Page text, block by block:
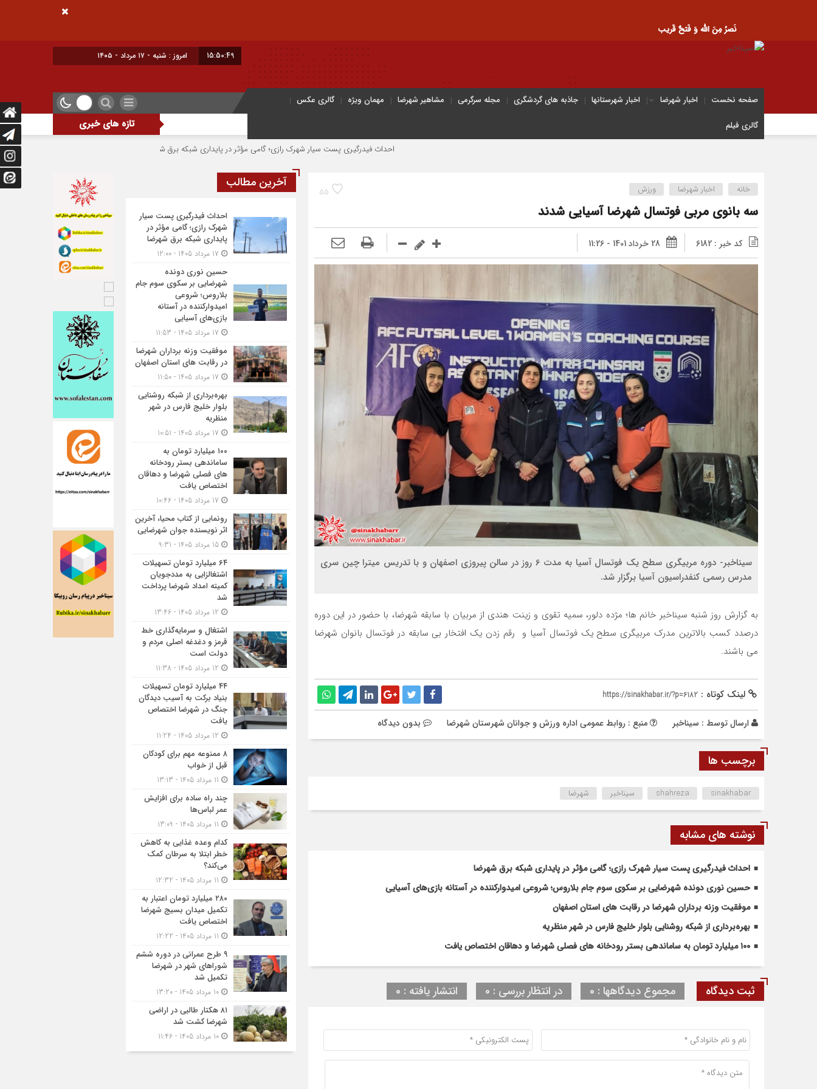
نَصرُ مِنَ الله وَ فَتحٌ قَریب
15:50:49 امروز : شنبه - ۱۷ مرداد - ۱۴۰۵
صفحه نخست اخبار شهرضا اخبار شهرستانها جاذبه های گردشگری مجله سرگرمی مشاهیر شهرضا مهمان ویژه
گالری عکس
گالری فیلم
تازه های خبری
احداث فیدرگیری پست سیار شهرک رازی؛ گامی مؤثر در پایداری شبکه برق شهرضا حسین نوری دونده شهرضایی بر سکوی سوم جام
55 خانه اخبار شهرضا ورزش
سه بانوی مربی فوتسال شهرضا آسیایی شدند
کد خبر : 6182 28 خرداد 1401 - 11:26
سیناخبر- دوره مربیگری سطح یک فوتسال آسیا به مدت 6 روز در سالن پیروزی اصفهان و با تدریس میترا چین سری
مدرس رسمی کنفدراسیون آسیا برگزار شد.
به گزارش روز شنبه سیناخبر خانم ها؛ مژده دلور، سمیه تقوی و زینت هندی از مربیان با سابقه شهرضا، با حضور در این دوره
درصدد کسب بالاترین مدرک مربیگری سطح یک فوتسال آسیا و رقم زدن یک افتخار بی سابقه در فوتسال بانوان شهرضا
می باشند.
لینک کوتاه : https://sinakhabar.ir/?p=6182
ارسال توسط : سیناخبر منبع : روابط عمومی اداره ورزش و جوانان شهرستان شهرضا بدون دیدگاه
برچسب ها
shahreza sinakhabar سیناخبر شهرضا
نوشته های مشابه
احداث فیدرگیری پست سیار شهرک رازی؛ گامی مؤثر در پایداری شبکه برق شهرضا
حسین نوری دونده شهرضایی بر سکوی سوم جام بلاروس؛ شروعی امیدوارکننده در آستانه بازی‌های آسیایی
موفقیت وزنه برداران شهرضا در رقابت های استان اصفهان
بهره‌برداری از شبکه روشنایی بلوار خلیج فارس در شهر منظریه
۱۰۰ میلیارد تومان به ساماندهی بستر رودخانه های فصلی شهرضا و دهاقان اختصاص یافت
ثبت دیدگاه مجموع دیدگاهها : 0 در انتظار بررسی : 0 انتشار یافته : 0
آخرین مطالب
احداث فیدرگیری پست سیار
شهرک رازی؛ گامی مؤثر در
پایداری شبکه برق شهرضا
حسین نوری دونده
شهرضایی بر سکوی سوم جام
بلاروس؛ شروعی
امیدوارکننده در آستانه
بازی‌های آسیایی
موفقیت وزنه برداران شهرضا
در رقابت های استان اصفهان
بهره‌برداری از شبکه روشنایی
بلوار خلیج فارس در شهر
منظریه
۱۰۰ میلیارد تومان به
ساماندهی بستر رودخانه
های فصلی شهرضا و دهاقان
اختصاص یافت
رونمایی از کتاب محیا، آخرین
اثر نویسنده جوان شهرضایی
۶۴ میلیارد تومان تسهیلات
اشتغالزایی به مددجویان
کمیته امداد شهرضا پرداخت
شد
اشتغال و سرمایه‌گذاری خط
قرمز و دغدغه اصلی مردم و
دولت است
۴۴ میلیارد تومان تسهیلات
بنیاد برکت به آسیب دیدگان
جنگ در شهرضا اختصاص
یافت
۸ ممنوعه مهم برای کودکان
قبل از خواب
چند راه ساده برای افزایش
عمر لباس‌ها
کدام وعده غذایی به کاهش
خطر ابتلا به سرطان کمک
می‌کند؟
۲۸۰ میلیارد تومان اعتبار به
تکمیل میدان بسیج شهرضا
اختصاص یافت
۹ طرح عمرانی در دوره ششم
شوراهای شهر در شهرضا
تکمیل شد
۸۱ هکتار طالبی در اراضی
شهرضا کشت شد